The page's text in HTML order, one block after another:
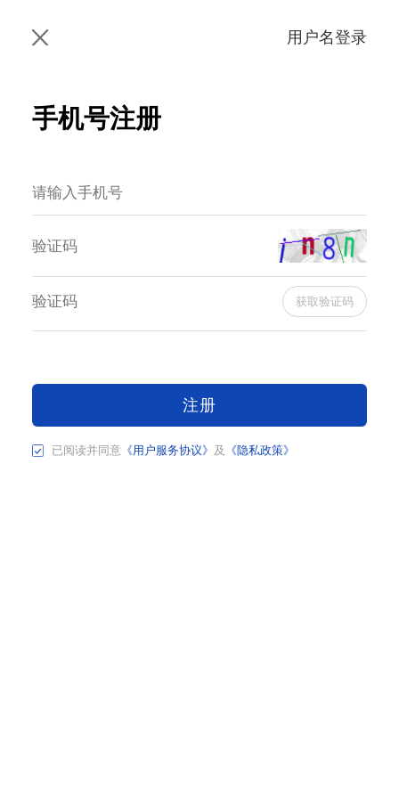
用户名登录
手机号注册
获取验证码
注册
已阅读并同意 《用户服务协议》 及 《隐私政策》